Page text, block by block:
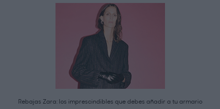
Rebajas Zara: los imprescindibles que debes añadir a tu armario